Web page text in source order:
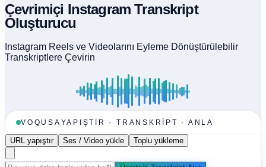
Çevrimiçi Instagram Transkript
Oluşturucu
Instagram Reels ve Videolarını Eyleme Dönüştürülebilir
Transkriptlere Çevirin
VOQUSA YAPIŞTIR · TRANSKRIPT · ANLA
URL yapıştır Ses / Video yükle Toplu yükleme